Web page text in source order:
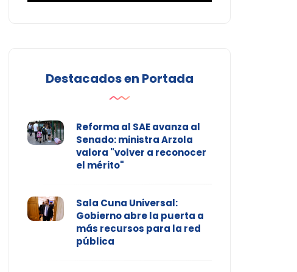
Destacados en Portada
Reforma al SAE avanza al
Senado: ministra Arzola
valora "volver a reconocer
el mérito"
Sala Cuna Universal:
Gobierno abre la puerta a
más recursos para la red
pública